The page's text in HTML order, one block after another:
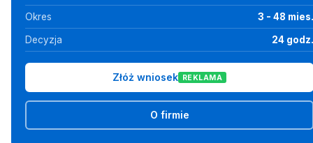
Okres 3 - 48 mies.
Decyzja 24 godz.
Złóż wniosek REKLAMA
O firmie